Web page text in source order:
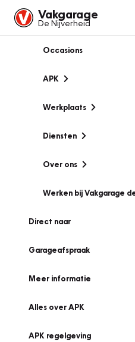
Vakgarage
De Nijverheid
Occasions
APK
Werkplaats
Diensten
Over ons
Werken bij Vakgarage
Direct naar
Garageafspraak
Meer informatie
Alles over APK
APK regelgeving